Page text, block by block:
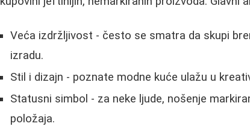
Veća izdržljivost - često se smatra da skupi
izradu.
Stil i dizajn - poznate modne kuće ulažu u
Statusni simbol - za neke ljude, nošenje
položaja.